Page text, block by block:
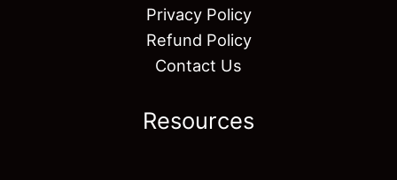
Privacy Policy
Refund Policy
Contact Us
Resources